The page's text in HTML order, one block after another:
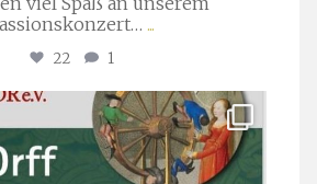
...
22 1
Juli 22